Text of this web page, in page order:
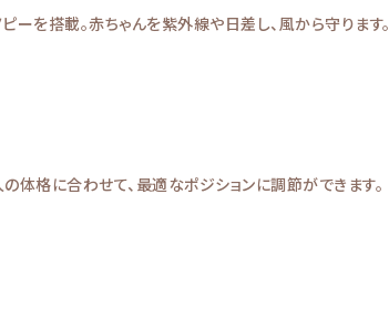
を搭載。赤ちゃんを紫外線や日差し、風から守ります。
体格に合わせて、最適なポジションに調節ができます。